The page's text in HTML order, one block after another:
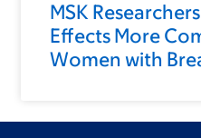
MSK
Effects More
Women with